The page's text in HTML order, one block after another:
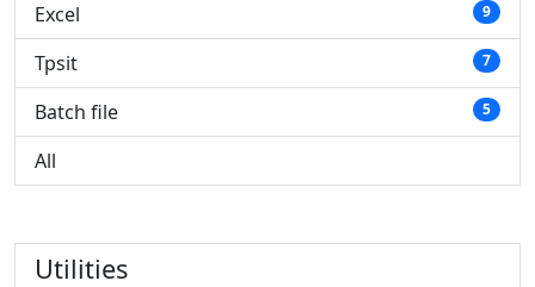
Excel 9
Tpsit 7
Batch file 5
All
Utilities